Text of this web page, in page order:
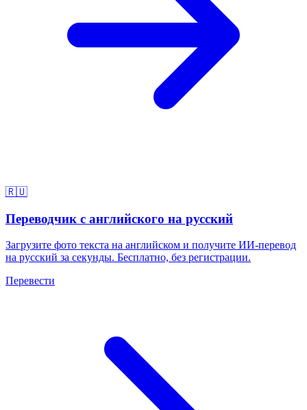
🇷🇺
Переводчик с английского на русский
Загрузите фото текста на английском и получите ИИ-перевод
на русский за секунды. Бесплатно, без регистрации.
Перевести